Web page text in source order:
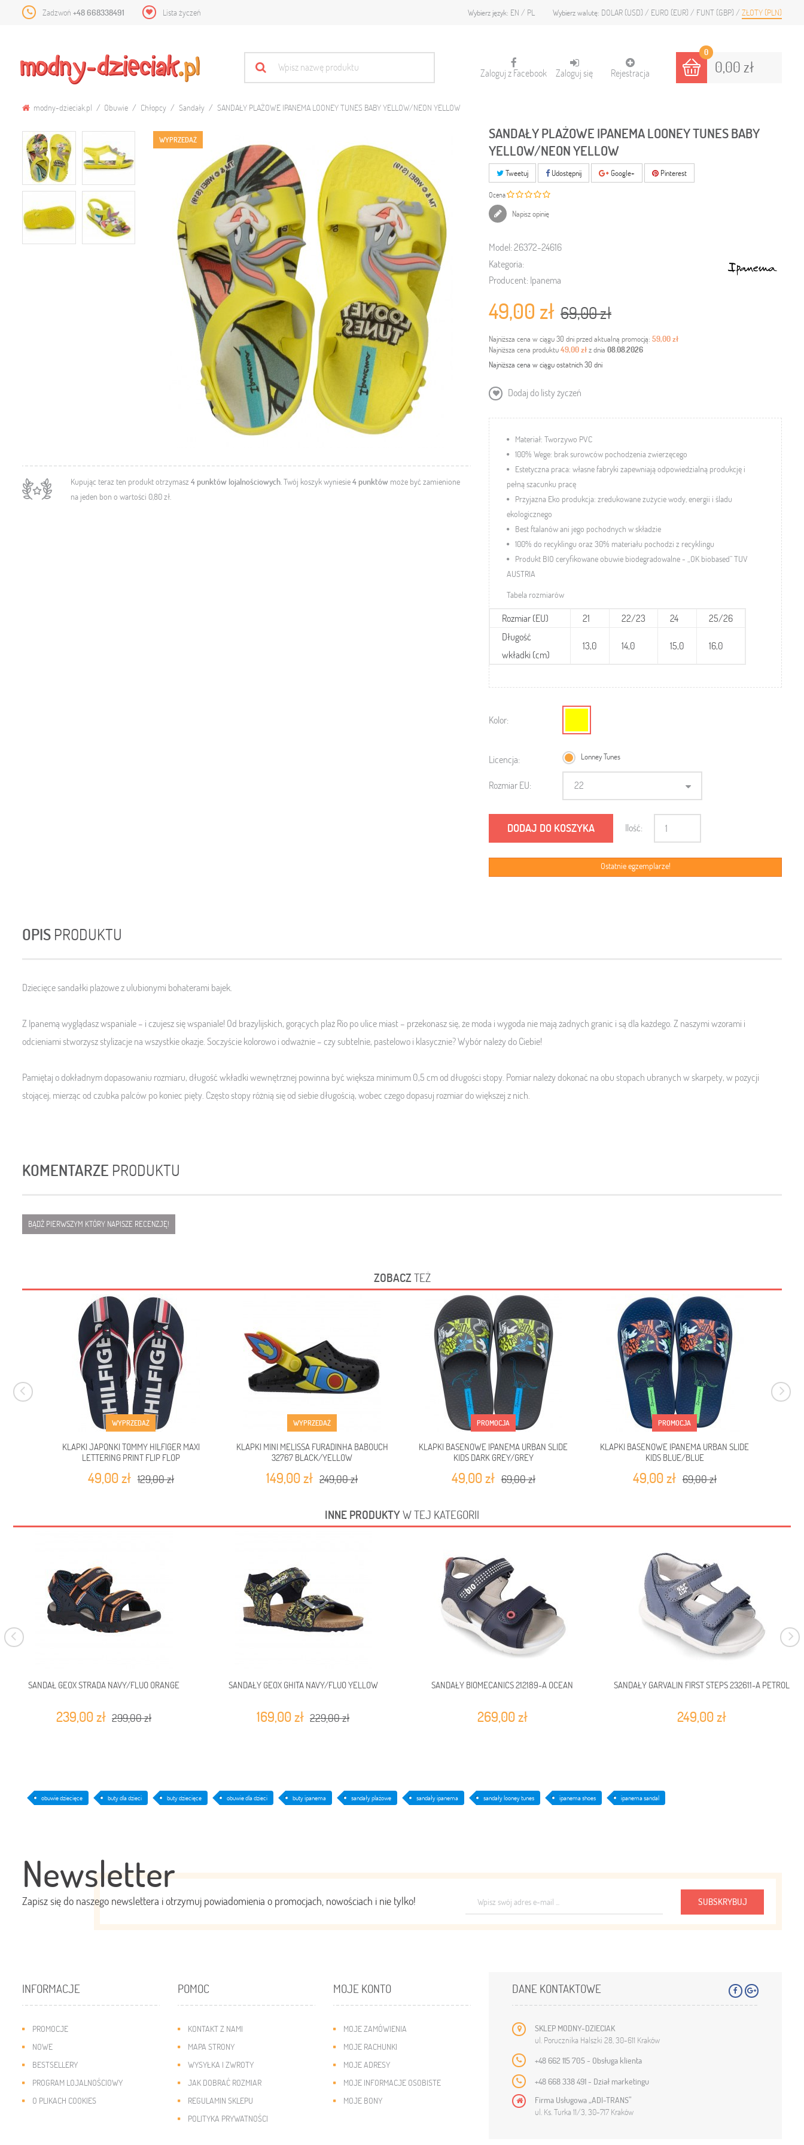
Zadzwoń +48 668338491 Lista życzeń Wybierz walutę: DOLAR (USD) EURO (EUR) FUNT (GBP) ZŁOTY (PLN)
Wybierz język: EN PL
0
0,00 zł
Zaloguj się Rejestracja
Zaloguj z Facebook
modny-dzieciak.pl Obuwie Chłopcy Sandały SANDAŁY PLAŻOWE IPANEMA LOONEY TUNES BABY YELLOW/NEON YELLOW
WYPRZEDAŻ
Kupując teraz ten produkt otrzymasz 4punktów lojalnościowych. Twój koszyk wyniesie4punktów może być zamienione
na jeden bon o wartości 0,80 zł.
SANDAŁY PLAŻOWE IPANEMA LOONEY TUNES BABY
YELLOW/NEON YELLOW
Tweetuj Udostępnij Google+ Pinterest
Ocena
Napisz opinię
Model:26372-24616
Kategoria:
Producent: Ipanema
49,00 zł 69,00 zł
Najniższa cena w ciągu 30 dni przed aktualną promocją: 59,00 zł
Najniższa cena produktu49,00 złz dnia 08.08.2026
Najniższa cena w ciągu ostatnich 30 dni
Dodaj do listy życzeń
Materiał: Tworzywo PVC
100% Wege: brak surowców pochodzenia zwierzęcego
Estetyczna praca: własne fabryki zapewniają odpowiedzialną produkcję i
pełną szacunku pracę
Przyjazna Eko produkcja: zredukowane zużycie wody, energii i śladu
ekologicznego
Best ftalanówani jego pochodnych w składzie
100% do recyklingu oraz 30% materiału pochodzi z recyklingu
Produkt BIO ceryfikowane obuwie biodegradowalne - „OK biobased” TUV
AUSTRIA
Tabela rozmiarów
Rozmiar (EU) 21 22/23 24
25/26
Długość
wkładki (cm)
13,0 14,0 15,0 16,0
Kolor:
Licencja: Lonney Tunes
Rozmiar EU: 22
DODAJ DO KOSZYKA Ilość:
Ostatnie egzemplarze!
OPIS PRODUKTU
Dziecięce sandałki plażowe z ulubionymi bohaterami bajek.
Z Ipanemą wyglądasz wspaniale – i czujesz się wspaniale! Od brazylijskich, gorących plaż Rio po ulice miast – przekonasz się, że moda i wygoda nie mają żadnych granic i są dla każdego. Z naszymi wzorami i
odcieniami stworzysz stylizacje na wszystkie okazje. Soczyście kolorowo i odważnie – czy subtelnie, pastelowo i klasycznie? Wybór należy do Ciebie!
Pamiętaj o dokładnym dopasowaniu rozmiaru, długość wkładki wewnętrznej powinna być większa minimum 0,5 cm od długości stopy. Pomiar należy dokonać na obu stopach ubranych w skarpety, w pozycji
stojącej, mierząc od czubka palców po koniec pięty. Często stopy różnią się od siebie długością, wobec czego dopasuj rozmiar do większej z nich.
KOMENTARZE PRODUKTU
BĄDŹ PIERWSZYM KTÓRY NAPISZE RECENZJĘ!
ZOBACZTEŻ
WYPRZEDAŻ
KLAPKI JAPONKI TOMMY HILFIGER MAXI
LETTERING PRINT FLIP FLOP
49,00 zł 129,00 zł
WYPRZEDAŻ
KLAPKI MINI MELISSA FURADINHA BABOUCH
32767 BLACK/YELLOW
149,00 zł 249,00 zł
PROMOCJA
KLAPKI BASENOWE IPANEMA URBAN SLIDE
KIDS DARK GREY/GREY
49,00 zł 69,00 zł
PROMOCJA
KLAPKI BASENOWE IPANEMA URBAN SLIDE
KIDS BLUE/BLUE
49,00 zł 69,00 zł
INNE PRODUKTYW TEJ KATEGORII
SANDAŁ GEOX STRADA NAVY/FLUO ORANGE
239,00 zł 299,00 zł
SANDAŁY GEOX GHITA NAVY/FLUO YELLOW
169,00 zł 229,00 zł
SANDAŁY BIOMECANICS 212189-A OCEAN
269,00 zł
SANDAŁY GARVALIN FIRST STEPS 232611-A PETROL
249,00 zł
obuwie dziecięce buty dla dzieci buty dziecięce obuwie dla dzieci buty ipanema sandały plażowe sandały ipanema sandały looney tunes ipanema shoes ipanema sandal
Newsletter
Zapisz się do naszego newslettera i otrzymuj powiadomienia o promocjach, nowościach i nie tylko! SUBSKRYBUJ
INFORMACJE
PROMOCJE
NOWE
BESTSELLERY
PROGRAM LOJALNOŚCIOWY
O PLIKACH COOKIES
POMOC
KONTAKT Z NAMI
MAPA STRONY
WYSYŁKA I ZWROTY
JAK DOBRAĆ ROZMIAR
REGULAMIN SKLEPU
POLITYKA PRYWATNOŚCI
MOJE KONTO
MOJE ZAMÓWIENIA
MOJE RACHUNKI
MOJE ADRESY
MOJE INFORMACJE OSOBISTE
MOJE BONY
DANE KONTAKTOWE
SKLEP MODNY-DZIECIAK
ul. Porucznika Halszki 28, 30-611 Kraków
+48 662 115 705 - Obsługa klienta
+48 668 338 491 - Dział marketingu
Firma Usługowa „ADI-TRANS”
ul. Ks. Turka 11/3, 30-717 Kraków